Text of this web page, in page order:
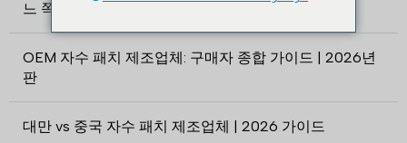
느 쪽을 선택해야 할까요?
OEM 자수 패치 제조업체: 구매자 종합 가이드 | 2026년
판
대만 vs 중국 자수 패치 제조업체 | 2026 가이드